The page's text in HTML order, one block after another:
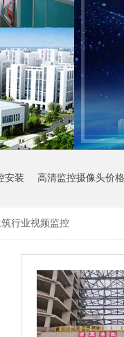
安装 高清监控摄像头价格
行业视频监控